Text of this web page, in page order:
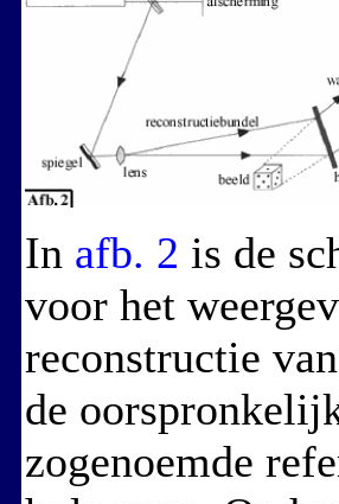
In afb. 2 is de
voor het
reconstructie
de
zogenoemde